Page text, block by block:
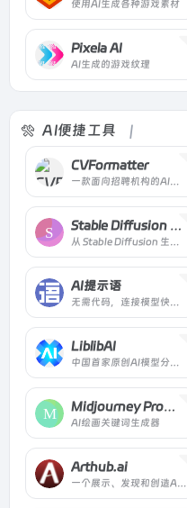
使用AI生成各种游戏素材
Pixela AI
AI生成的游戏纹理
AI便捷工具
CVFormatter
一款面向招聘机构的AI简历改写软件。
Stable Diffusion 法术解析
从 Stable Diffusion 生成的图片读取 prompt / Stable Diffusion 模型解析
AI提示语
无需代码，连接模型快速构建AI应用。让每个人都能轻松使用 AI，提高 10 倍生产力。
LiblibAI
中国首家原创AI模型分享社区
Midjourney Prompt生成器
AI绘画关键词生成器
Arthub.ai
一个展示、发现和创造AI生成的艺术的创意社区